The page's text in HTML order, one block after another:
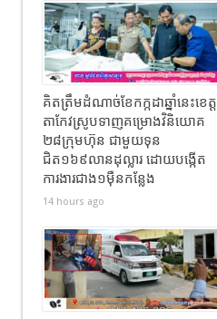
គិតត្រឹមដំណាច់ខែកក្កដាឆ្នាំនេះខេត្ត
តាកែវស្រូបទាញគម្រោងវិនិយោគ
២៨ក្រុមហ៊ុន ជាមួយទុន
ជិត១៦៩លានដុល្លារ ដោយបង្កើត
ការងារជាង១ម៉ឺនកន្លែង
14 hours ago